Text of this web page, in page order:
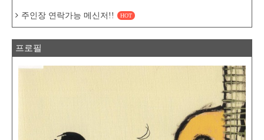
주인장 연락가능 메신저!! HOT
프로필